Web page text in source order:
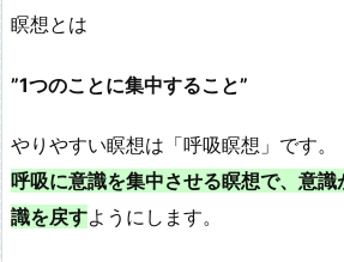
瞑想とは
”1つのことに集中すること”
やりやすい瞑想は「呼吸瞑想」です。
呼吸に意識を集中させる瞑想で、意
識を戻すようにします。